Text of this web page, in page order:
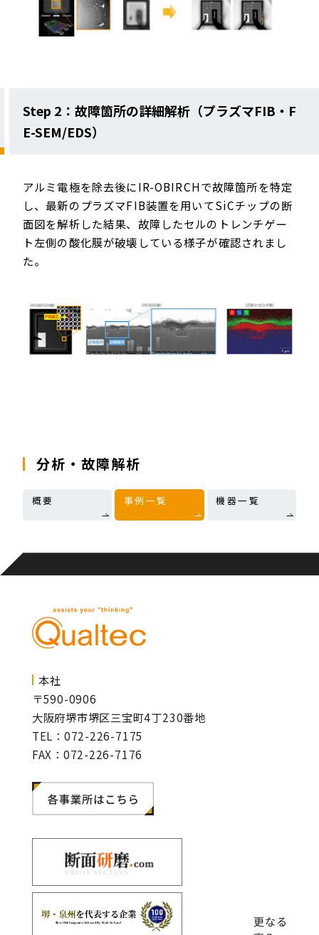
Step 2：故障箇所の詳細解析（プラズマFIB・F
E-SEM/EDS）
アルミ電極を除去後にIR-OBIRCHで故障箇所を特定
し、最新のプラズマFIB装置を用いてSiCチップの断
面図を解析した結果、故障したセルのトレンチゲー
ト左側の酸化膜が破壊している様子が確認されまし
た。
分析・故障解析
概要 事例一覧 機器一覧
本社
〒590-0906
大阪府堺市堺区三宝町4丁230番地
TEL：072-226-7175
FAX：072-226-7176